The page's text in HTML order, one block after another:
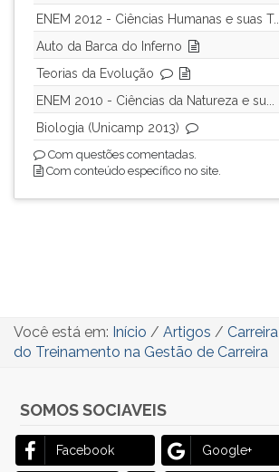
ENEM 2012 - Ciências Humanas e suas T...
Auto da Barca do Inferno
Teorias da Evolução
ENEM 2010 - Ciências da Natureza e su...
Biologia (Unicamp 2013)
Com questões comentadas.
Com conteúdo específico no site.
Você está em: Início / Artigos / Carreira
do Treinamento na Gestão de Carreira
SOMOS SOCIAVEIS
Facebook Google+